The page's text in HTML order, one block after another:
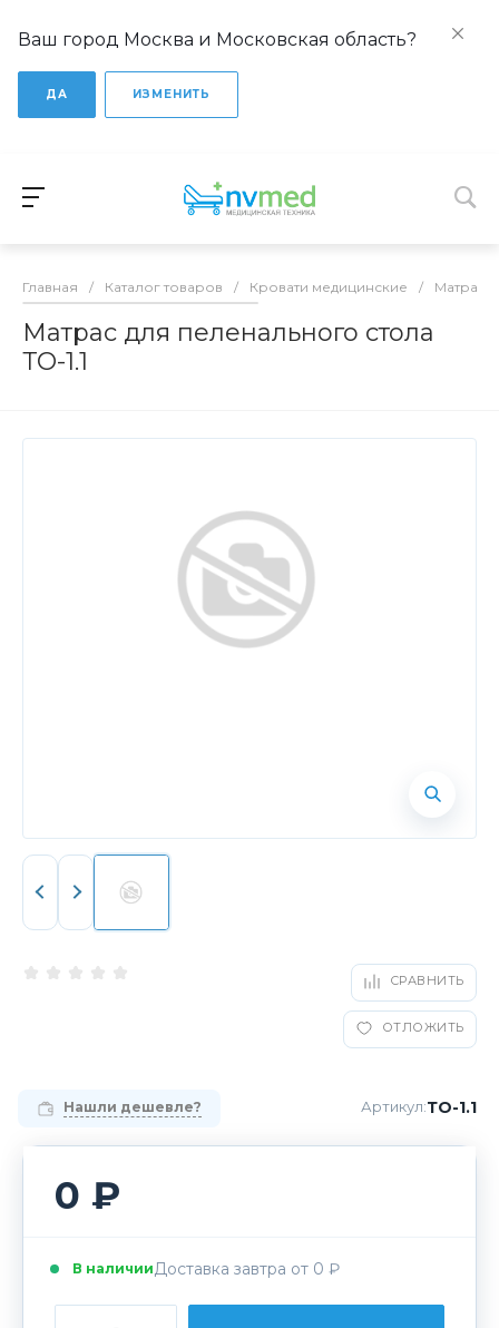
Ваш город Москва и Московская область?
ДА ИЗМЕНИТЬ
Главная / Каталог товаров / Кровати медицинские /
Матрас для пеленального стола
ТО-1.1
СРАВНИТЬ
ОТЛОЖИТЬ
Артикул:ТО-1.1
Нашли дешевле?
0 ₽
В наличииДоставка завтра от 0 ₽